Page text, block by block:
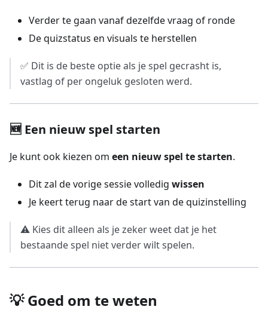
Verder te gaan vanaf dezelfde vraag of ronde
De quizstatus en visuals te herstellen
✅ Dit is de beste optie als je spel gecrasht is,
vastlag of per ongeluk gesloten werd.
🆕 Een nieuw spel starten
Je kunt ook kiezen om een nieuw spel te starten.
Dit zal de vorige sessie volledig wissen
Je keert terug naar de start van de quizinstelling
⚠️ Kies dit alleen als je zeker weet dat je het
bestaande spel niet verder wilt spelen.
💡 Goed om te weten